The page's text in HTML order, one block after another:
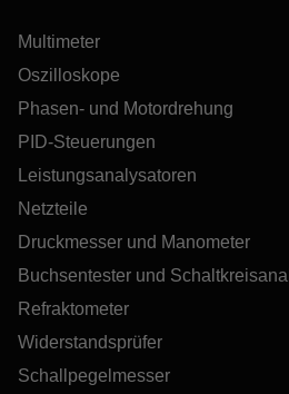
Multimeter
Oszilloskope
Phasen- und Motordrehung
PID-Steuerungen
Leistungsanalysatoren
Netzteile
Druckmesser und Manometer
Buchsentester und
Refraktometer
Widerstandsprüfer
Schallpegelmesser